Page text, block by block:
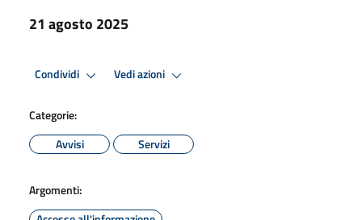
21 agosto 2025
Condividi Vedi azioni
Categorie:
Avvisi
Servizi
Argomenti: